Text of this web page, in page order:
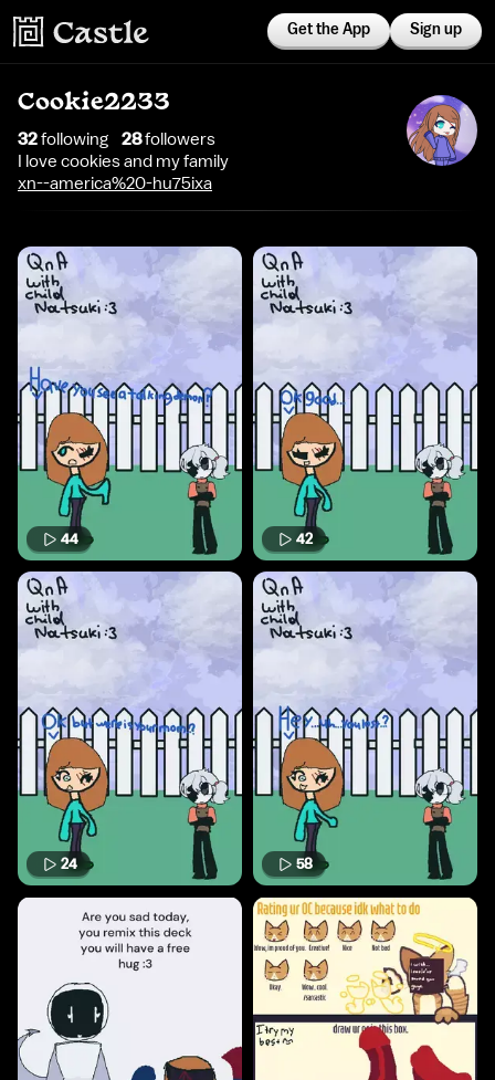
Get the App Sign up
Cookie2233
32following 28followers
I love cookies and my family
xn--america%20-hu75ixa
44 42
24 58